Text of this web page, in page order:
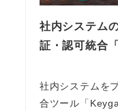
社内システム
証・認可統合
社内システムを
合ツール「